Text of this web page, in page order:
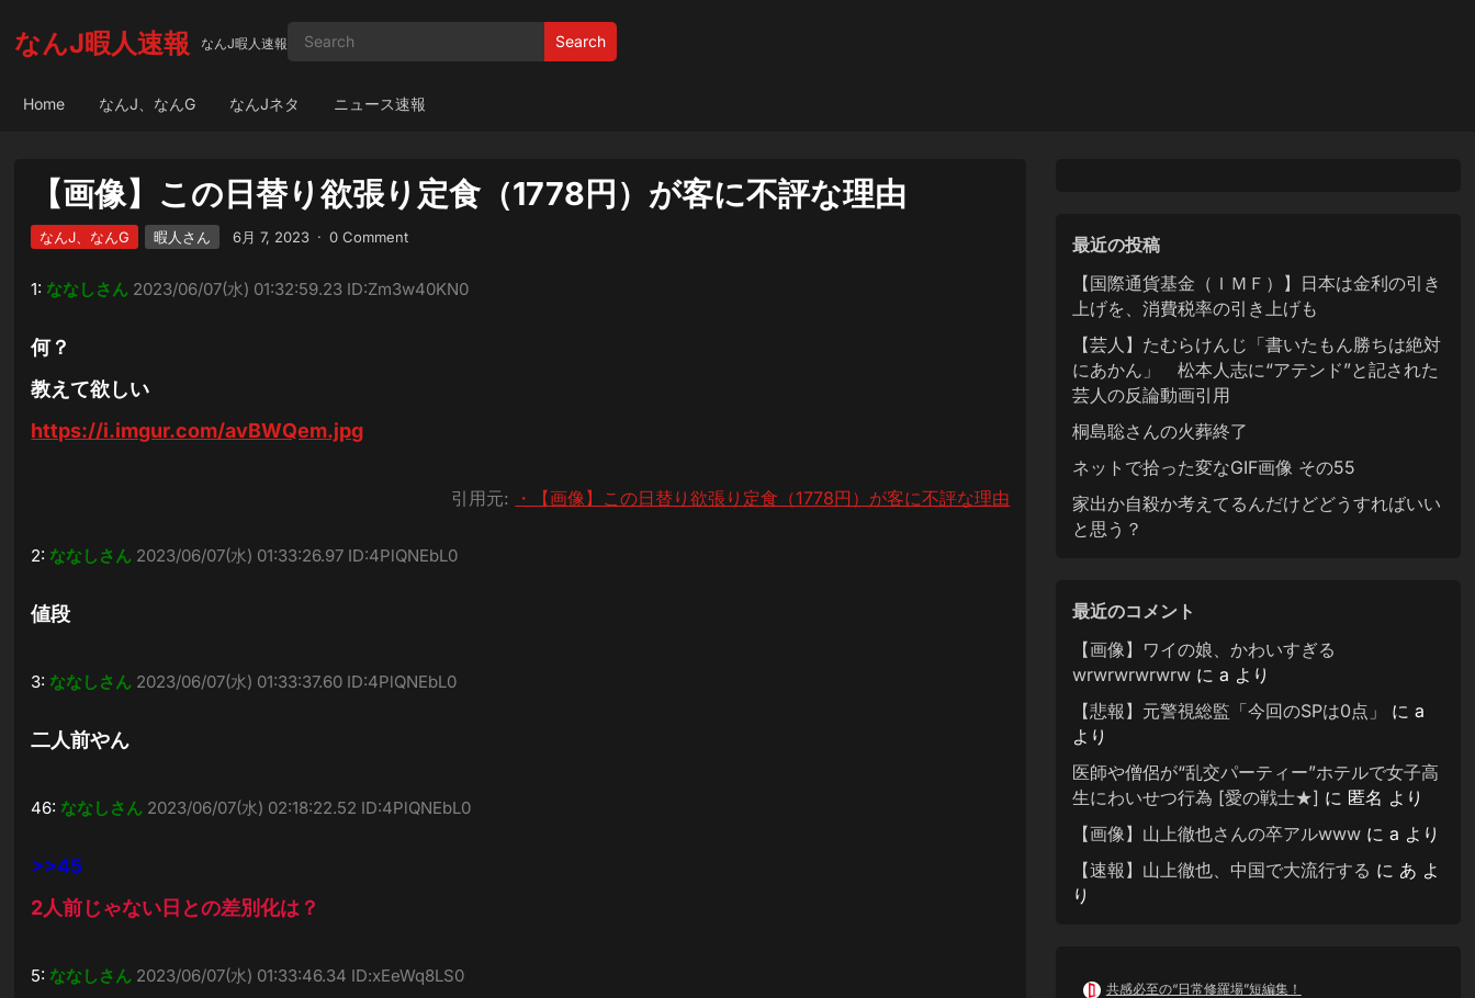
なんJ暇人速報 なんJ暇人速報 Search
Home なんJ、なんG なんJネタ ニュース速報
【画像】この日替り欲張り定食（1778円）が客に不評な理由
なんJ、なんG 暇人さん 6月 7, 2023 · 0 Comment
1: ななしさん 2023/06/07(水) 01:32:59.23 ID:Zm3w40KN0
何？
教えて欲しい
https://i.imgur.com/avBWQem.jpg
引用元: ・【画像】この日替り欲張り定食（1778円）が客に不評な理由
2: ななしさん 2023/06/07(水) 01:33:26.97 ID:4PlQNEbL0
値段
3: ななしさん 2023/06/07(水) 01:33:37.60 ID:4PlQNEbL0
二人前やん
46: ななしさん 2023/06/07(水) 02:18:22.52 ID:4PlQNEbL0
>>45
2人前じゃない日との差別化は？
5: ななしさん 2023/06/07(水) 01:33:46.34 ID:xEeWq8LS0
最近の投稿
【国際通貨基金（ＩＭＦ）】日本は金利の引き
上げを、消費税率の引き上げも
【芸人】たむらけんじ「書いたもん勝ちは絶対
にあかん」 松本人志に“アテンド”と記された
芸人の反論動画引用
桐島聡さんの火葬終了
ネットで拾った変なGIF画像 その55
家出か自殺か考えてるんだけどどうすればいい
と思う？
最近のコメント
【画像】ワイの娘、かわいすぎる
wrwrwrwrwrwに a より
【悲報】元警視総監「今回のSPは0点」
に a
より
医師や僧侶が“乱交パーティー”ホテルで女子高
生にわいせつ行為 [愛の戦士★] に 匿名 より
【画像】山上徹也さんの卒アルwwwに a より
【速報】山上徹也、中国で大流行する に あ よ
り
共感必至の“日常修羅場”短編集！